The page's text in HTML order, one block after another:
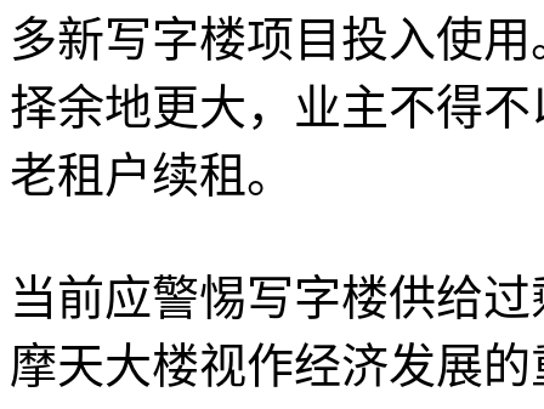
多新写字楼项目投入使
择余地更大，业主不得
老租户续租。
当前应警惕写字楼供给
摩天大楼视作经济发展